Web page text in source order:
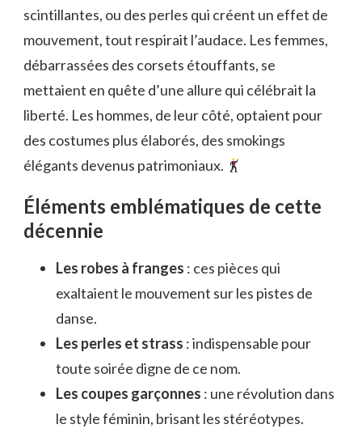
scintillantes, ou des perles qui créent un effet de
mouvement, tout respirait l’audace. Les femmes,
débarrassées des corsets étouffants, se
mettaient en quête d’une allure qui célébrait la
liberté. Les hommes, de leur côté, optaient pour
des costumes plus élaborés, des smokings
élégants devenus patrimoniaux.
Éléments emblématiques de cette
décennie
Les robes à franges : ces pièces qui
exaltaient le mouvement sur les pistes de
danse.
Les perles et strass : indispensable pour
toute soirée digne de ce nom.
Les coupes garçonnes : une révolution dans
le style féminin, brisant les stéréotypes.